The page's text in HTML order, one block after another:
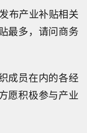
布产业补贴相关
最多，请问商务
成员在内的各经
愿积极参与产业